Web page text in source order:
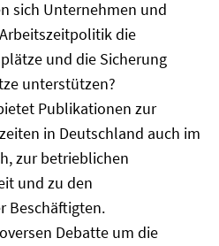
sich Unternehmen und
die
und die Sicherung
unterstützen?
Publikationen zur
in Deutschland auch im
zur betrieblichen
und zu den
Beschäftigten.
Debatte um die